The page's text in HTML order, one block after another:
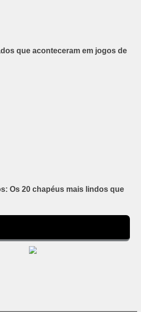
que aconteceram em jogos de
Os 20 chapéus mais lindos que